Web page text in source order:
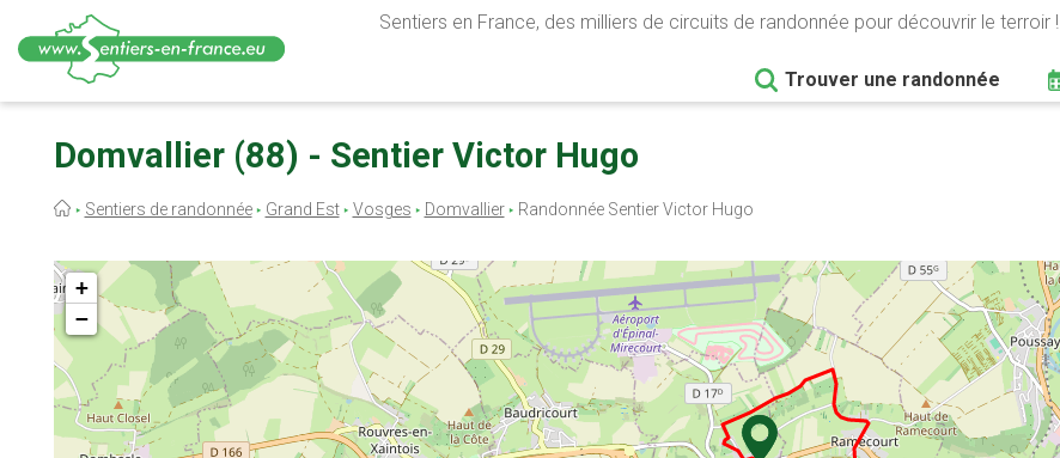
contenu
Sentiers en France, des milliers de circuits de randonnée pour découvrir le terroir !
Trouver une randonnée
Domvallier (88) - Sentier Victor Hugo
Fil
Sentiers de randonnée Grand Est Vosges Domvallier Randonnée Sentier Victor Hugo
+
−